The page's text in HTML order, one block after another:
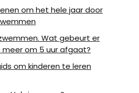
om het hele jaar door
Wat gebeurt er
meer om 5 uur afgaat?
om kinderen te leren